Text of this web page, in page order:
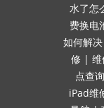
水了怎
费换电
如何解决
修 | 维
点查询
iPad维